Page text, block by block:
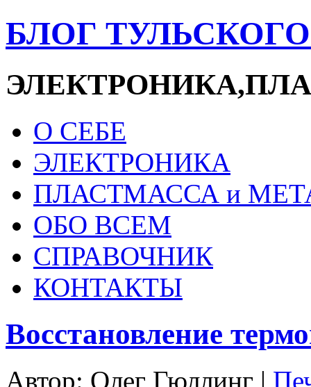
БЛОГ
О СЕБЕ
ЭЛЕКТРОНИКА
ПЛАСТМАССА и
ОБО ВСЕМ
СПРАВОЧНИК
КОНТАКТЫ
Восстановление
Автор: Олег Гюллинг |